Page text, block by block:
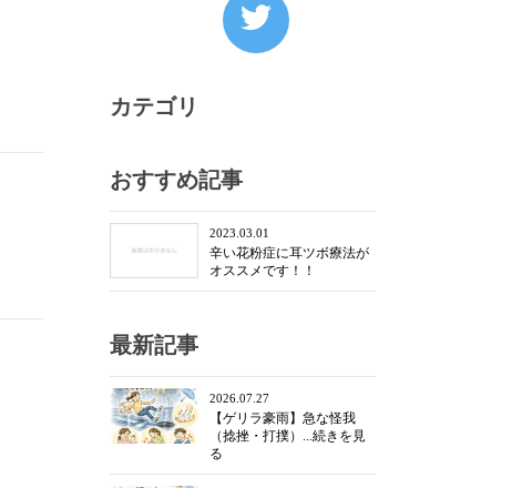
カテゴリ
おすすめ記事
2023.03.01
辛い花粉症に耳ツボ療法が
オススメです！！
最新記事
2026.07.27
【ゲリラ豪雨】急な怪我
（捻挫・打撲）...続きを見
る